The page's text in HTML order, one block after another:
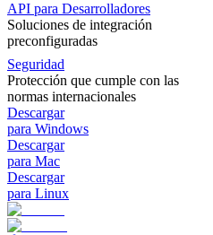
API para Desarrolladores
Soluciones de integración
preconfiguradas
Seguridad
Protección que cumple con las
normas internacionales
Descargar
para Windows
Descargar
para Mac
Descargar
para Linux